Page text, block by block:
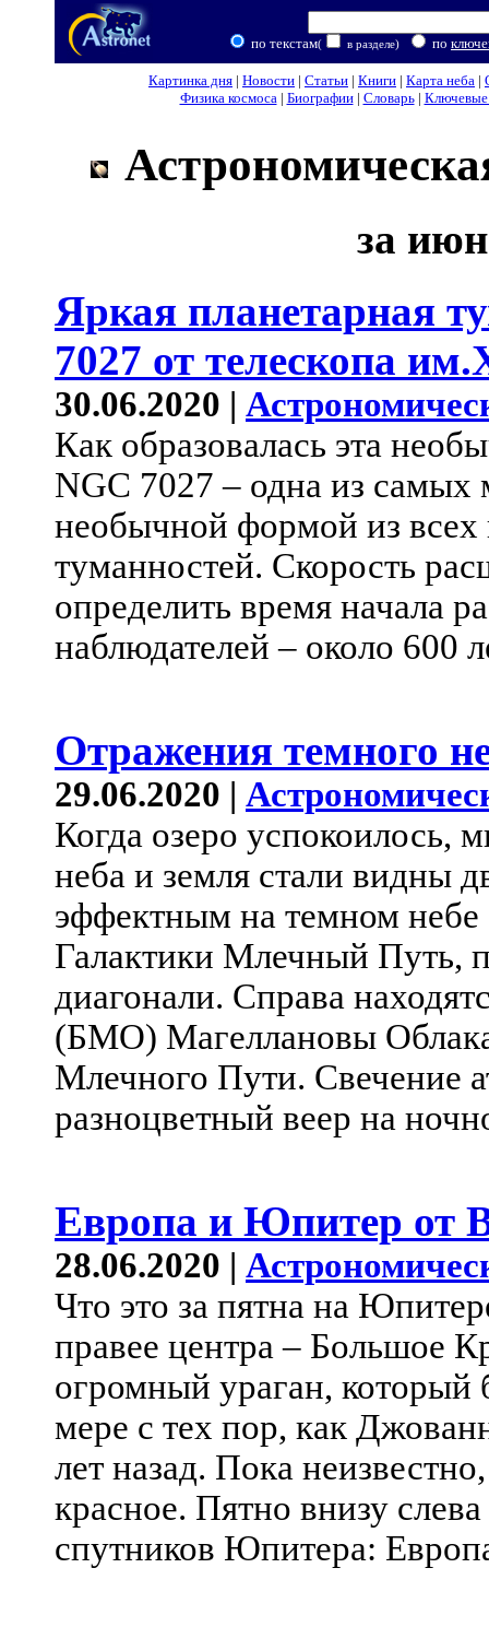
по текстам( в разделе) по
Картинка дня | Новости | Статьи | Книги | Карта неба |
Физика космоса| Биографии| Словарь| Ключевые
за
Яркая планетарная
7027 от телескопа
30.06.2020 |
Как образовалась эта
NGC 7027 – одна из
необычной формой из всех
туманностей. Скорость
определить время начала
наблюдателей – около 600
Отражения темного
29.06.2020 |
Когда озеро успокоилось,
неба и земля стали видны
эффектным на темном
Галактики Млечный Путь,
диагонали. Справа
(БМО) Магеллановы
Млечного Пути. Свечение
разноцветный веер на
Европа и Юпитер от
28.06.2020 |
Что это за пятна на
правее центра – Большое
огромный ураган,
мере с тех пор, как
лет назад. Пока
красное. Пятно внизу
спутников Юпитера: